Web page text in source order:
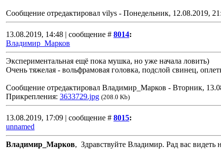
Сообщение отредактировал vilys - Понедельник, 12.08.2019,
13.08.2019, 14:48 | сообщение # 8014:
Владимир_Марков
Экспериментальная ещё пока мушка, но уже начала ловить)
Очень тяжелая - вольфрамовая головка, подcлой свинец,
Сообщение отредактировал Владимир_Марков - Вторник,
Прикрепления: 3633729.jpg (208.0 Kb)
13.08.2019, 17:09 | сообщение # 8015:
unnamed
Владимир_Марков, Здравствуйте Владимир. Рад вас